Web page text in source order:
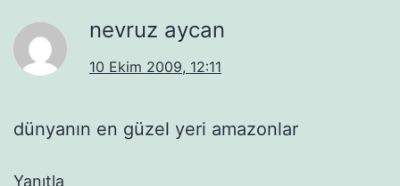
nevruz aycan
10 Ekim 2009, 12:11
dünyanın en güzel yeri amazonlar
Yanıtla